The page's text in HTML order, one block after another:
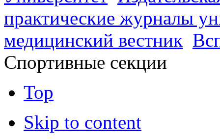
практические журналы
медицинский вестник
Спортивные секции
Top
Skip to content